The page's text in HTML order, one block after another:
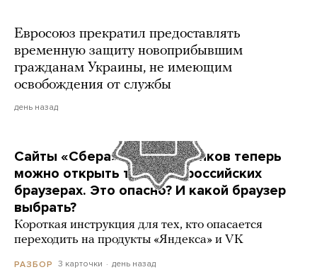
Евросоюз прекратил предоставлять
временную защиту новоприбывшим
гражданам Украины, не имеющим
освобождения от службы
день назад
Сайты «Сбера» и других банков теперь
можно открыть только в российских
браузерах. Это опасно? И какой браузер
выбрать?
Короткая инструкция для тех, кто опасается
переходить на продукты «Яндекса» и VK
РАЗБОР 3 карточки день назад